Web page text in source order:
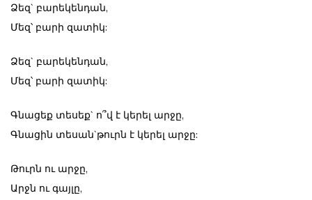
Ձեզ` բարեկենդան,
Մեզ՝ բարի զատիկ:
Ձեզ` բարեկենդան,
Մեզ՝ բարի զատիկ:
Գնացեք տեսեք` ո՞վ է կերել արջը,
Գնացին տեսան`թուրն է կերել արջը:
Թուրն ու արջը,
Արջն ու գայլը,